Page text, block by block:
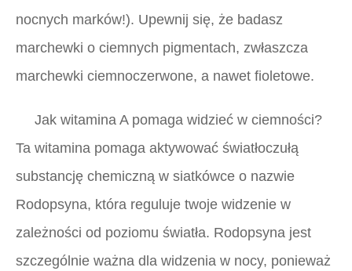
nocnych marków!). Upewnij się, że badasz
marchewki o ciemnych pigmentach, zwłaszcza
marchewki ciemnoczerwone, a nawet fioletowe.
Jak witamina A pomaga widzieć w ciemności?
Ta witamina pomaga aktywować światłoczułą
substancję chemiczną w siatkówce o nazwie
Rodopsyna, która reguluje twoje widzenie w
zależności od poziomu światła. Rodopsyna jest
szczególnie ważna dla widzenia w nocy, ponieważ